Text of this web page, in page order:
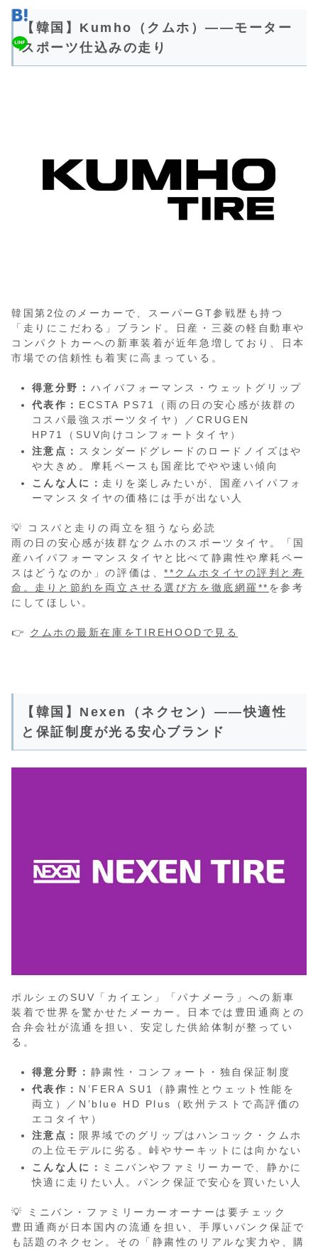
【韓国】Kumho（クムホ）――モーター
スポーツ仕込みの走り
韓国第2位のメーカーで、スーパーGT参戦歴も持つ
「走りにこだわる」ブランド。日産・三菱の軽自動車や
コンパクトカーへの新車装着が近年急増しており、日本
市場での信頼性も着実に高まっている。
得意分野： ハイパフォーマンス・ウェットグリップ
代表作： ECSTA PS71（雨の日の安心感が抜群の
コスパ最強スポーツタイヤ）／CRUGEN
HP71（SUV向けコンフォートタイヤ）
注意点： スタンダードグレードのロードノイズはや
や大きめ。摩耗ペースも国産比でやや速い傾向
こんな人に： 走りを楽しみたいが、国産ハイパフォ
ーマンスタイヤの価格には手が出ない人
💡 コスパと走りの両立を狙うなら必読
雨の日の安心感が抜群なクムホのスポーツタイヤ。「国
産ハイパフォーマンスタイヤと比べて静粛性や摩耗ペー
スはどうなのか」の評価は、**クムホタイヤの評判と寿
命。走りと節約を両立させる選び方を徹底網羅** を参考
にしてほしい。
👉 クムホの最新在庫をTIREHOODで見る
【韓国】Nexen（ネクセン）――快適性
と保証制度が光る安心ブランド
ポルシェのSUV「カイエン」「パナメーラ」への新車
装着で世界を驚かせたメーカー。日本では豊田通商との
合弁会社が流通を担い、安定した供給体制が整ってい
る。
得意分野： 静粛性・コンフォート・独自保証制度
代表作： N’FERA SU1（静粛性とウェット性能を
両立）／N’blue HD Plus（欧州テストで高評価の
エコタイヤ）
注意点：
限界域でのグリップはハンコック・クムホ
の上位モデルに劣る。峠やサーキットには向かない
こんな人に：
ミニバンやファミリーカーで、静かに
快適に走りたい人。パンク保証で安心を買いたい人
💡 ミニバン・ファミリーカーオーナーは要チェック
豊田通商が日本国内の流通を担い、手厚いパンク保証で
も話題のネクセン。その「静粛性のリアルな実力や、購